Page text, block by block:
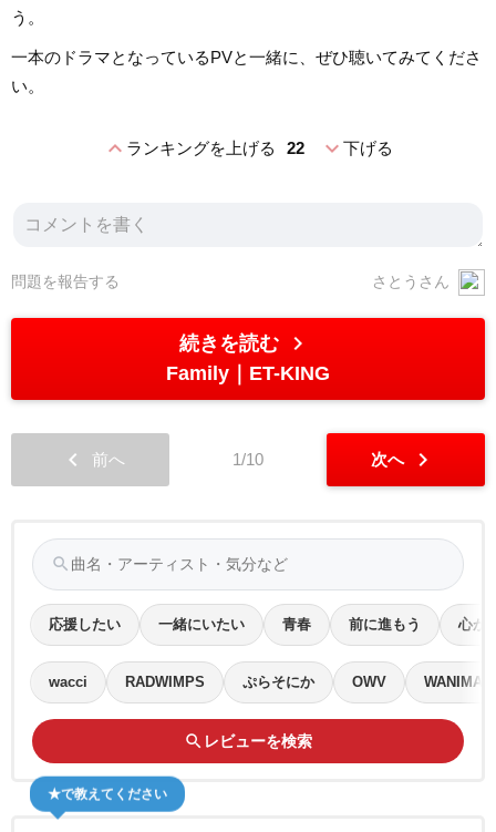
う。
一本のドラマとなっているPVと一緒に、ぜひ聴いてみてくださ
い。
expand_lessランキングを上げる 22 expand_more下げる
さとうさん
問題を報告する
続きを読む chevron_right
Family ET-KING
chevron_left 前へ 1/10 次へ chevron_right
search
応援したい 一緒にいたい 青春 前に進もう 心が
wacci RADWIMPS ぷらそにか OWV WANIMA
search レビューを検索
★で教えてください